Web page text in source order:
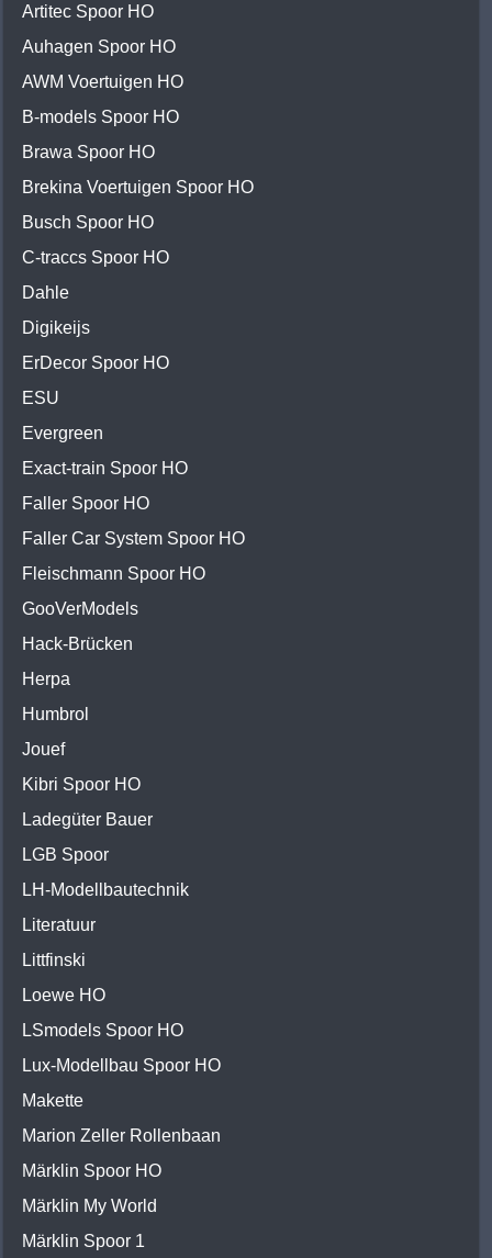
Artitec Spoor HO
Auhagen Spoor HO
AWM Voertuigen HO
B-models Spoor HO
Brawa Spoor HO
Brekina Voertuigen Spoor HO
Busch Spoor HO
C-traccs Spoor HO
Dahle
Digikeijs
ErDecor Spoor HO
ESU
Evergreen
Exact-train Spoor HO
Faller Spoor HO
Faller Car System Spoor HO
Fleischmann Spoor HO
GooVerModels
Hack-Brücken
Herpa
Humbrol
Jouef
Kibri Spoor HO
Ladegüter Bauer
LGB Spoor
LH-Modellbautechnik
Literatuur
Littfinski
Loewe HO
LSmodels Spoor HO
Lux-Modellbau Spoor HO
Makette
Marion Zeller Rollenbaan
Märklin Spoor HO
Märklin My World
Märklin Spoor 1